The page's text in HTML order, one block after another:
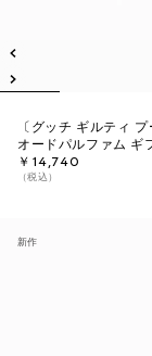
〔グッチ ギルティ プ
オードパルファム ギ
￥14,740
（税込）
新作